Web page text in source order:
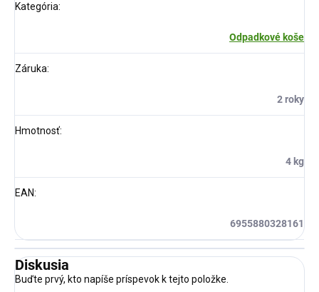
Kategória:
Odpadkové koše
Záruka:
2 roky
Hmotnosť:
4 kg
EAN:
6955880328161
Diskusia
Buďte prvý, kto napíše príspevok k tejto položke.